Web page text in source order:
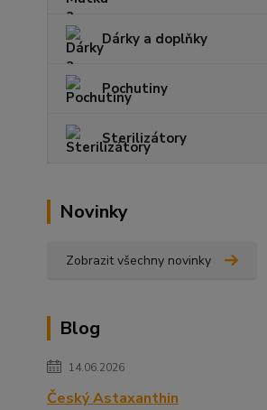
Dárky a doplňky
Pochutiny
Sterilizátory
Novinky
Zobrazit všechny novinky
Blog
14.06.2026
Český Astaxanthin